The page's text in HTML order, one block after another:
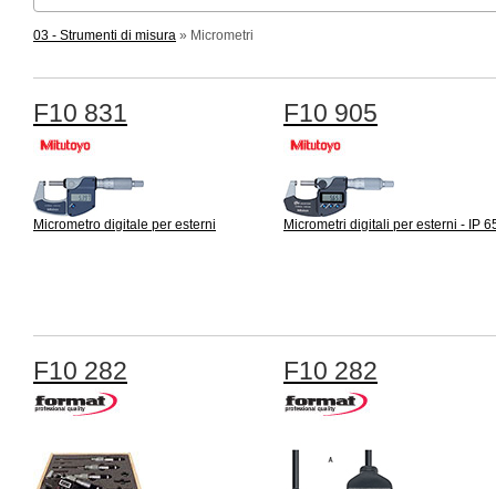
03 - Strumenti di misura » Micrometri
F10 831
Micrometro digitale per esterni
F10 905
Micrometri digitali per esterni - IP
F10 282 F10 282